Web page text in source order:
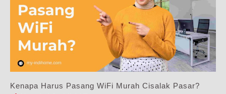
Kenapa Harus Pasang WiFi Murah Cisalak Pasar?